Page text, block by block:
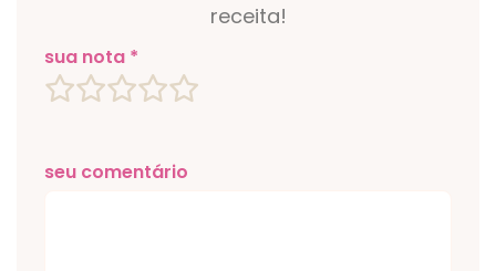
receita!
sua nota *
seu comentário